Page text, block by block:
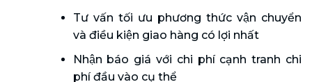
Tư vấn tối ưu phương thức vận chuyển
và điều kiện giao hàng có lợi nhất
Nhận báo giá với chi phí cạnh tranh chi
phí đầu vào cụ thể